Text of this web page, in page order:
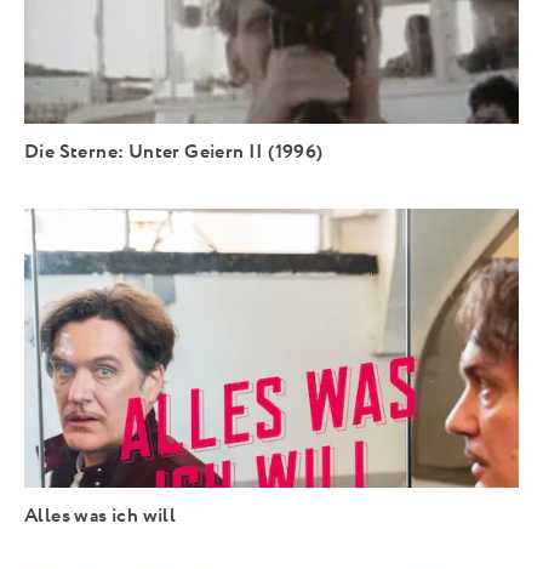
Die Sterne: Unter Geiern II (1996)
Alles was ich will